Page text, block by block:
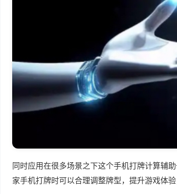
同时应用在很多场景之下这个手机打牌计算辅
家手机打牌时可以合理调整牌型，提升游戏体